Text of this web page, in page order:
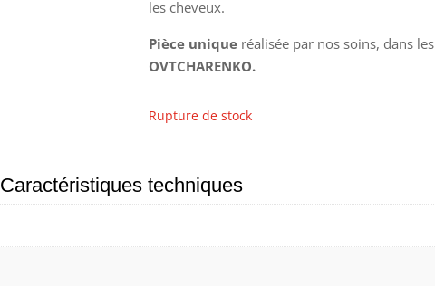
les cheveux.
Pièce uniqueréalisée par nos soins, dans les
OVTCHARENKO.
Rupture de stock
Caractéristiques techniques